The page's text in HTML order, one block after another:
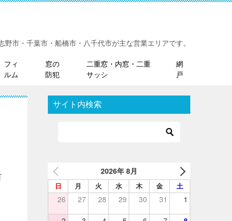
市・千葉市・船橋市・八千代市が主な営業エリアです。
フィ
ルム
窓の
防犯
二重窓・内窓・二重
サッシ
網
戸
サイト内検索
2026年 8月
日 月 火 水 木 金 土
26 27 28 29 30 31 1